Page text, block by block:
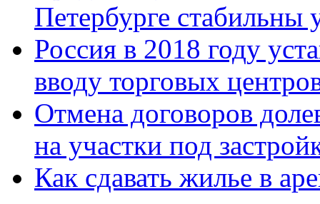
Петербурге стабильны
Россия в 2018 году
вводу торговых
Отмена договоров
на участки под
Как сдавать жилье в